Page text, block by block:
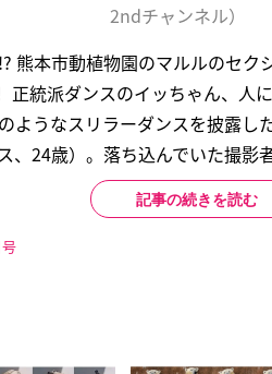
2ndチャンネル）
熊本市動植物園のマルルのセ
正統派ダンスのイッちゃん、人
うなスリラーダンスを披露し
、24歳）。落ち込んでいた撮影
記事の続きを読む